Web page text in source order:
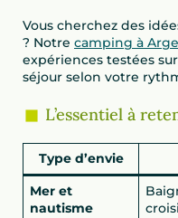
Vous cherchez des
? Notre camping à
expériences testées
séjour selon votre
L’essentiel à
Type d’envie
Mer et
nautisme